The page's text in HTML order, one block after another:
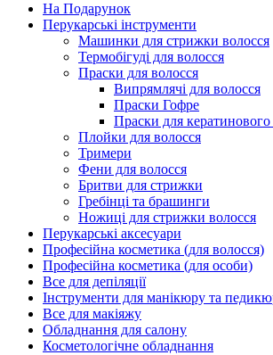
На Подарунок
Перукарські інструменти
Машинки для стрижки волосся
Термобігуді для волосся
Праски для волосся
Випрямлячі для волосся
Праски Гофре
Праски для
Плойки для волосся
Тримери
Фени для волосся
Бритви для стрижки
Гребінці та брашинги
Ножиці для стрижки волосся
Перукарські аксесуари
Професійна косметика (для волосся)
Професійна косметика (для особи)
Все для депіляції
Інструменти для манікюру та
Все для макіяжу
Обладнання для салону
Косметологічне обладнання